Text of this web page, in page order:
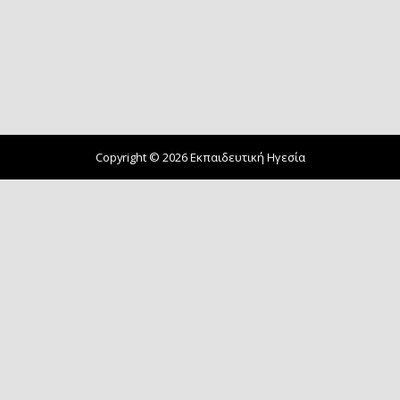
Copyright © 2026 Εκπαιδευτική Ηγεσία